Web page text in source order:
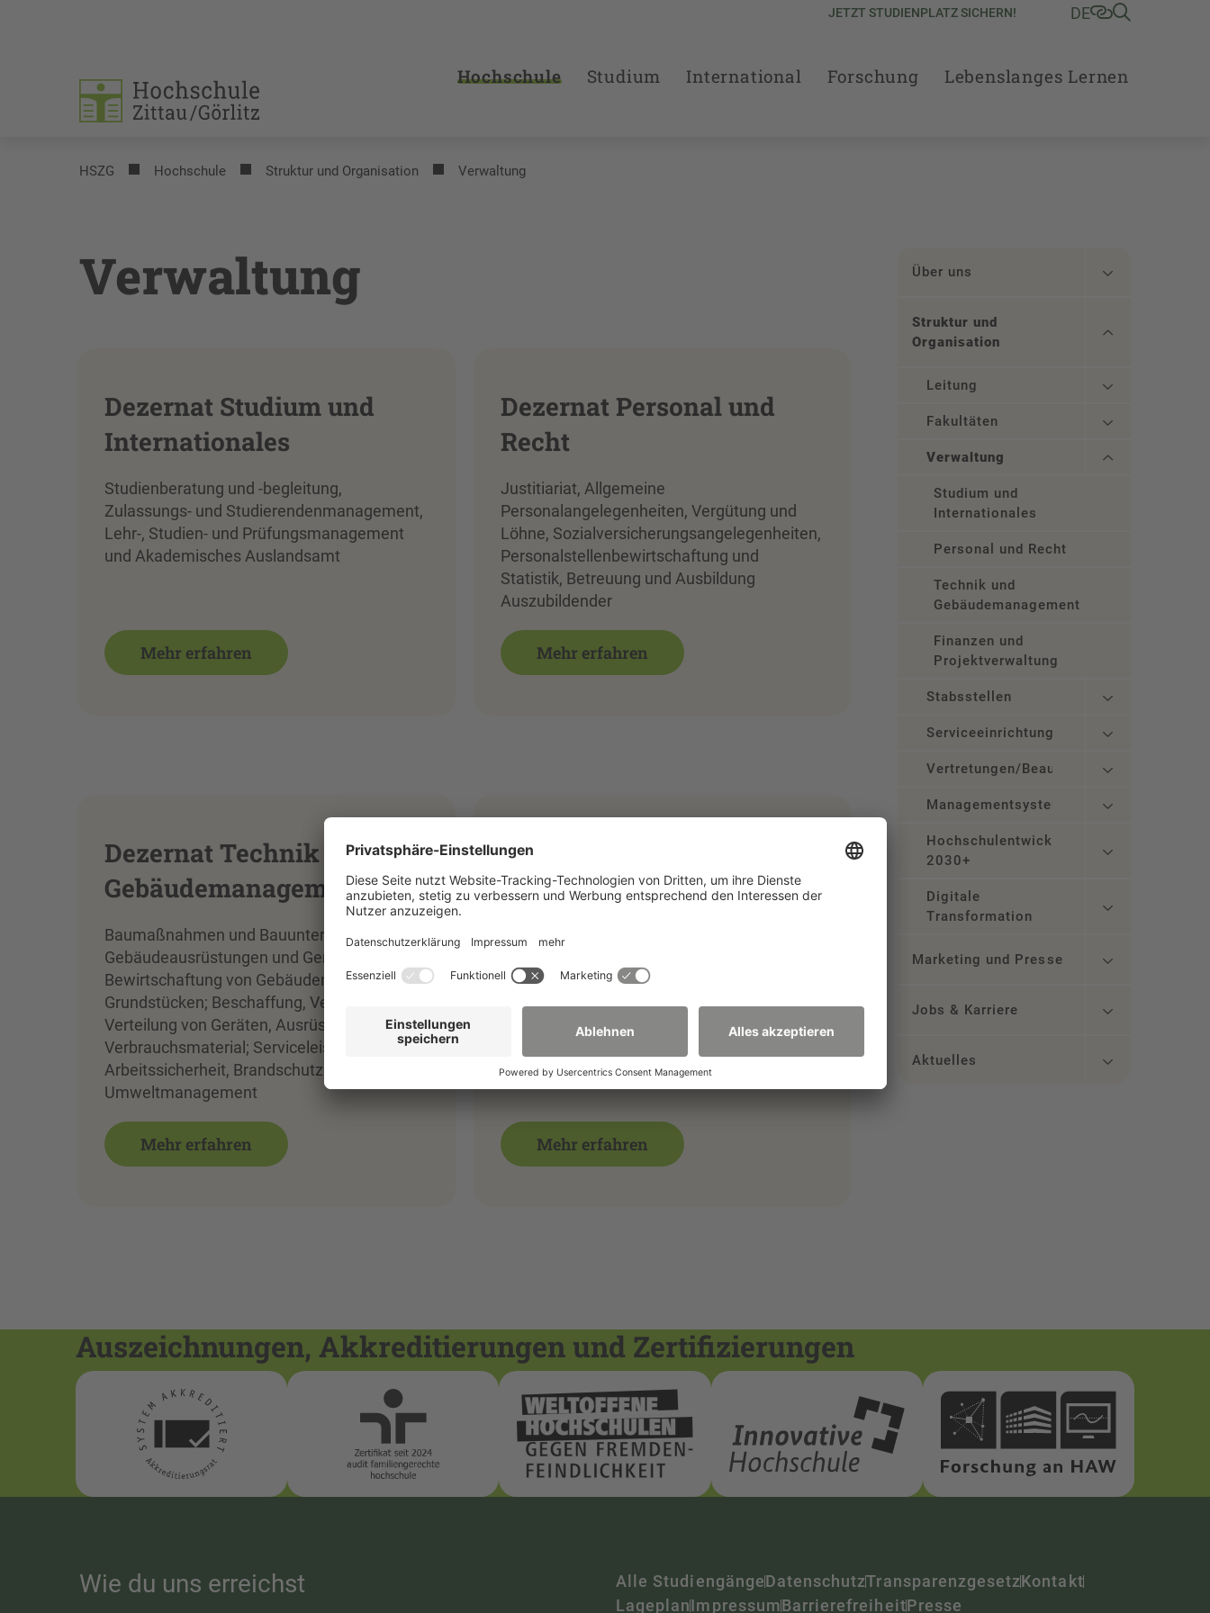
JETZT STUDIENPLATZ SICHERN! DE
Hochschule Studium International Forschung Lebenslanges Lernen
HSZG Hochschule Struktur und Organisation Verwaltung
Verwaltung
Dezernat Studium und
Internationales
Studienberatung und -begleitung,
Zulassungs- und Studierendenmanagement,
Lehr-, Studien- und Prüfungsmanagement
und Akademisches Auslandsamt
Mehr erfahren
Dezernat Personal und
Recht
Justitiariat, Allgemeine
Personalangelegenheiten, Vergütung und
Löhne, Sozialversicherungsangelegenheiten,
Personalstellenbewirtschaftung und
Statistik, Betreuung und Ausbildung
Auszubildender
Mehr erfahren
Dezernat Technik und
Gebäudemanagement
Baumaßnahmen und Bauunterhalt;
Gebäudeausrüstungen und Geräte;
Bewirtschaftung von Gebäuden und
Grundstücken; Beschaffung, Verwaltung und
Verteilung von Geräten, Ausrüstungen und
Verbrauchsmaterial; Serviceleistungen;
Arbeitssicherheit, Brandschutz und
Umweltmanagement
Mehr erfahren
Dezernat Finanzen und
Projektverwaltung
Reisekostenstelle und
durchführung und -abrechnung;
Mittelverwaltung; Zahlungsverkehr; Bilanz-
und Anlagenbuchhaltung, Öffentliche
Dienstleistungen
Mehr erfahren
Über uns
Struktur und
Organisation
Leitung
Fakultäten
Verwaltung
Studium und
Internationales
Personal und Recht
Technik und
Gebäudemanagement
Finanzen und
Projektverwaltung
Stabsstellen
Serviceeinrichtungen
Vertretungen/Beauftragte
Managementsysteme
Hochschulentwicklung
2030+
Digitale
Transformation
Marketing und Presse
Jobs & Karriere
Aktuelles
Auszeichnungen, Akkreditierungen und Zertifizierungen
Wie du uns erreichst Alle StudiengängeDatenschutzTransparenzgesetzKontakt
LageplanImpressumBarrierefreiheitPresse